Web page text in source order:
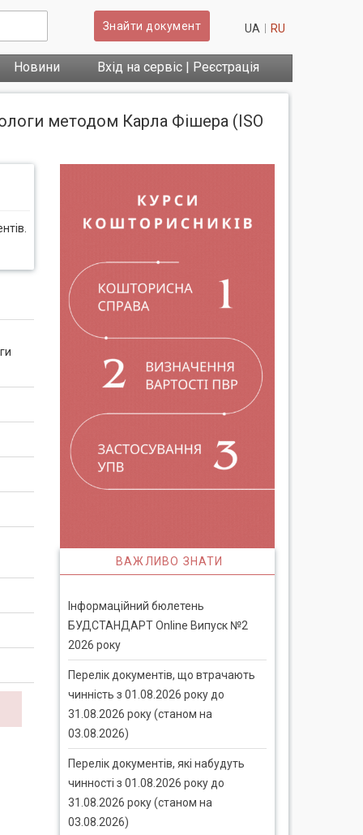
Знайти документ UA RU
Новини Вхід на сервіс | Реєстрація
методом Карла Фішера (ISO
ВАЖЛИВО ЗНАТИ
Інформаційний бюлетень
БУДСТАНДАРТ Online Випуск №2
2026 року
Перелік документів, що втрачають
чинність з 01.08.2026 року до
31.08.2026 року (станом на
03.08.2026)
Перелік документів, які набудуть
чинності з 01.08.2026 року до
31.08.2026 року (станом на
03.08.2026)